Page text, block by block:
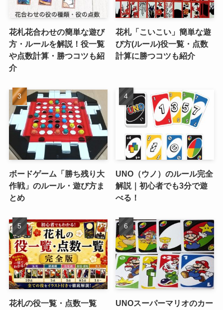
花札花合わせの簡単な遊び
方・ルールを解説！役一覧
や点数計算・勝つコツも紹
介
花札「こいこい」簡単な遊
び方(ルール)役一覧・点数
計算に勝つコツも紹介
ボードゲーム「勝ち残り大
作戦」のルール・遊び方ま
とめ
UNO（ウノ）のルール完全
解説｜初心者でも3分で遊
べる！
花札の役一覧・点数一覧
UNOスーパーマリオのカー